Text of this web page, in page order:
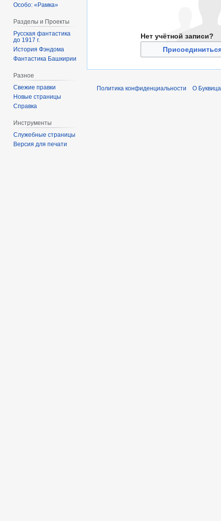
Нет учётной записи?
Особо: «Рамка»
Разделы и Проекты
Русская фантастика
до 1917 г.
История Фэндома
Фантастика Башкирии
Разное
Свежие правки
Новые страницы
Справка
Инструменты
Служебные страницы
Версия для печати
Политика конфиденциальности О Буквица